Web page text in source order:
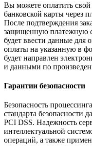
Вы можете оплатить
банковской карты через
После подтверждения
защищенную платежную
будет ввести данные для
оплаты на указанную в
будет направлен
и данными по
Гарантии безопасности
Безопасность
стандарта безопасности
PCI DSS. Надежность
интеллектуальной
операций, а также